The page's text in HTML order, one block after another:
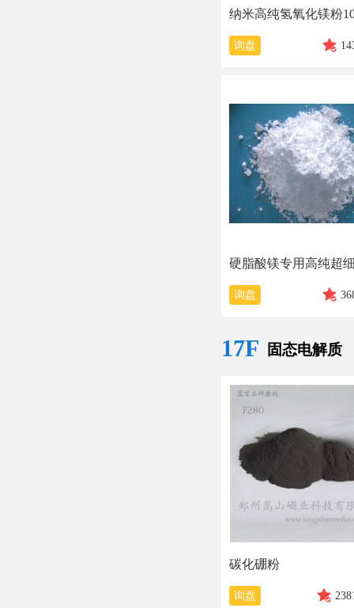
询盘
询盘
17F 固态电解质
碳化硼粉
询盘